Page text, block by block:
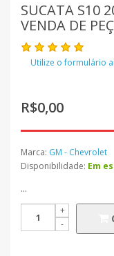
SUCATA S10
VENDA DE
Utilize o formulário
R$0,00
Marca: GM - Chevrolet
Disponibilidade: Em
...